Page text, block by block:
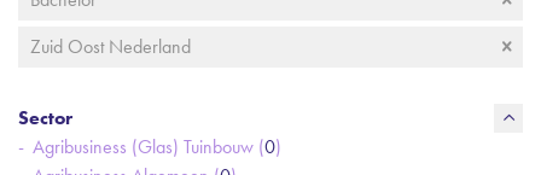
Zuid Oost Nederland
Sector
Agribusiness (Glas) Tuinbouw (0)